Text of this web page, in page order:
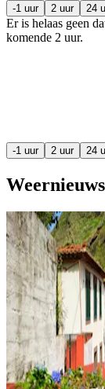
-1 uur 2 uur 24
Er is helaas geen
komende 2 uur.
-1 uur 2 uur 24
Weernieuws